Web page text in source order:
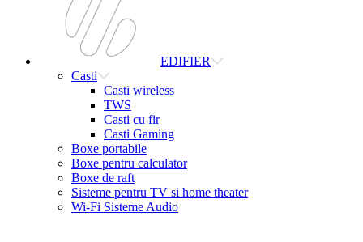
EDIFIER
Casti
Casti wireless
TWS
Casti cu fir
Casti Gaming
Boxe portabile
Boxe pentru calculator
Boxe de raft
Sisteme pentru TV si home theater
Wi-Fi Sisteme Audio